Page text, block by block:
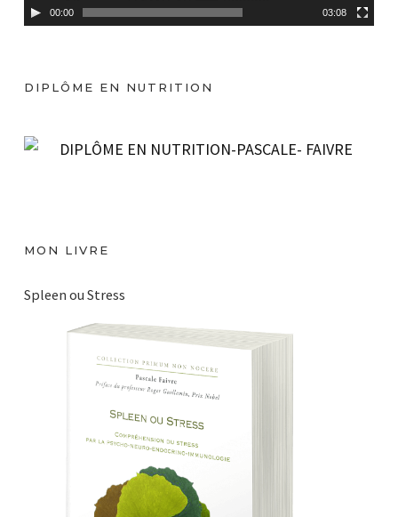
i
é
00:00 03:08
DIPLÔME EN NUTRITION
MON LIVRE
Spleen ou Stress